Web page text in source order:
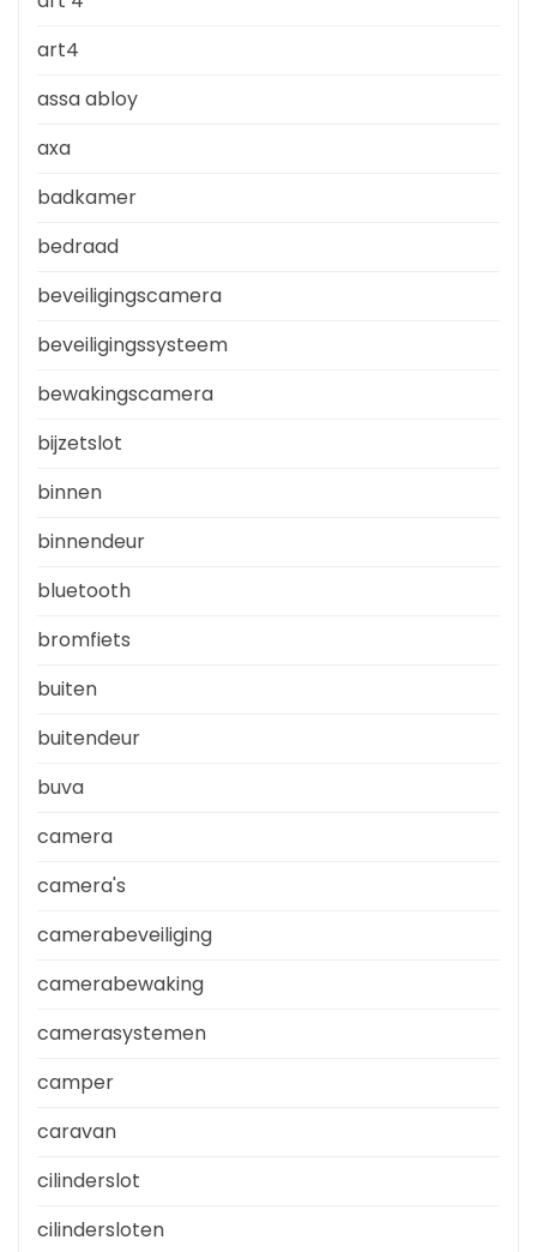
art4
assa abloy
axa
badkamer
bedraad
beveiligingscamera
beveiligingssysteem
bewakingscamera
bijzetslot
binnen
binnendeur
bluetooth
bromfiets
buiten
buitendeur
buva
camera
camera's
camerabeveiliging
camerabewaking
camerasystemen
camper
caravan
cilinderslot
cilindersloten